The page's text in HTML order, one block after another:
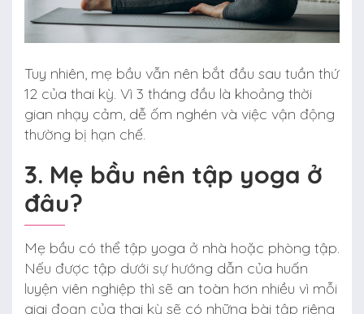
Tuy nhiên, mẹ bầu vẫn nên bắt đầu sau tuần thứ
12 của thai kỳ. Vì 3 tháng đầu là khoảng thời
gian nhạy cảm, dễ ốm nghén và việc vận động
thường bị hạn chế.
3. Mẹ bầu nên tập yoga ở
đâu?
Mẹ bầu có thể tập yoga ở nhà hoặc phòng tập.
Nếu được tập dưới sự hướng dẫn của huấn
luyện viên nghiệp thì sẽ an toàn hơn nhiều vì mỗi
giai đoạn của thai kỳ sẽ có những bài tập riêng